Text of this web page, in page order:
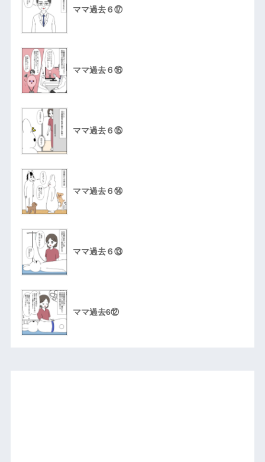
ママ過去６⑰
ママ過去６⑯
ママ過去６⑮
ママ過去６⑭
ママ過去６⑬
ママ過去6⑫